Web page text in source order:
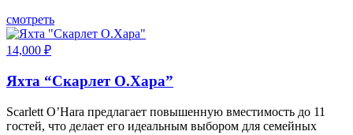
смотреть
14,000 ₽
Яхта “Скарлет О.Хара”
Scarlett O’Hara предлагает повышенную вместимость до 11
гостей, что делает его идеальным выбором для семейных